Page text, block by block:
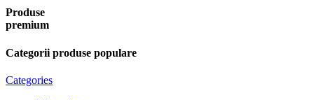
Produse
premium
Categorii produse populare
Categories